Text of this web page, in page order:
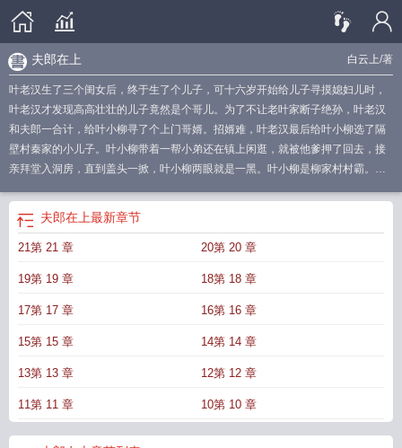
白云上/著
夫郎在上
叶老汉生了三个闺女后，终于生了个儿子，可十六岁开始给儿子寻摸媳妇儿时，
叶老汉才发现高高壮壮的儿子竟然是个哥儿。为了不让老叶家断子绝孙，叶老汉
和夫郎一合计，给叶小柳寻了个上门哥婿。招婿难，叶老汉最后给叶小柳选了隔
壁村秦家的小儿子。叶小柳带着一帮小弟还在镇上闲逛，就被他爹押了回去，接
亲拜堂入洞房，直到盖头一掀，叶小柳两眼就是一黑。叶小柳是柳家村村霸。秦
果的。秦问天被五花大绑坐在喜床上，叶小柳一拳头就朝他脸上去。“他娘的，老
子断子绝孙都不会给你压。”秦问天:“老子压母猪都不压你。”秦问天进门后，叶家
鸡犬不宁，房子都被打塌了。叶老汉抹眼泪，同老伴说:“强扭的瓜不甜，我们还是
小夫妻打起来，两老刚想去阻止，就听叶小柳黏黏糊糊、乖乖巧巧的:“夫君，你怎
么才回来，我都想你了。”“那我亲你一口。”“你讨厌～”叶老汉就是一哆嗦:“……”
样大，他打也打不过，‘媳妇儿\’隔三差五还要闹回娘家，好不容易‘媳妇儿’不闹
了，知道疼人了，他肚子也大了，最后生了个儿子，他以为苦日子终于熬到头
过去。……秦问天阅览网文数十年，最近十分迷哥儿文，这些文大多都是渣攻对
小受百般虐待，然后一朝出事，现代攻魂穿渣攻身上，开始浪子回头，对可怜乖
顺的小受一见钟情，百般疼爱，把小受宠上天，带着小受创业赚钱，或是科举，
夫郎在上最新章节
21第 21 章 20第 20 章
19第 19 章 18第 18 章
17第 17 章 16第 16 章
15第 15 章 14第 14 章
13第 13 章 12第 12 章
11第 11 章 10第 10 章